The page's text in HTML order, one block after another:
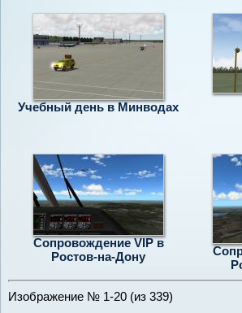
Учебный день в Минводах
Сопровождение VIP в
Ростов-на-Дону
Изображение № 1-20 (из 339)